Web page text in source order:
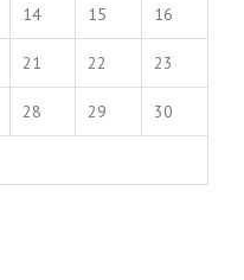
14 15 16
21 22 23
28 29 30